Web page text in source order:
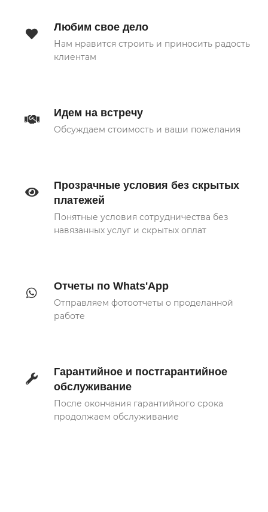
Любим свое дело
Нам нравится строить и приносить радость
клиентам
Идем на встречу
Обсуждаем стоимость и ваши пожелания
Прозрачные условия без скрытых
платежей
Понятные условия сотрудничества без
навязанных услуг и скрытых оплат
Отчеты по Whats'App
Отправляем фотоотчеты о проделанной
работе
Гарантийное и постгарантийное
обслуживание
После окончания гарантийного срока
продолжаем обслуживание